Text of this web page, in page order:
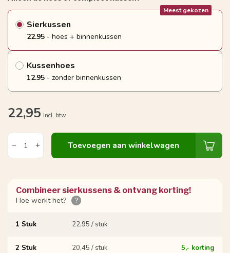
Sierkussen
Meest gekozen
22.95 - hoes + binnenkussen
Kussenhoes
12.95 - zonder binnenkussen
22,95 Incl. btw
Toevoegen aan winkelwagen
Combineer sierkussens & ontvang korting!
Hoe werkt het?
?
1 Stuk 22,95 / stuk
2 Stuk 20,45 / stuk 5,- korting